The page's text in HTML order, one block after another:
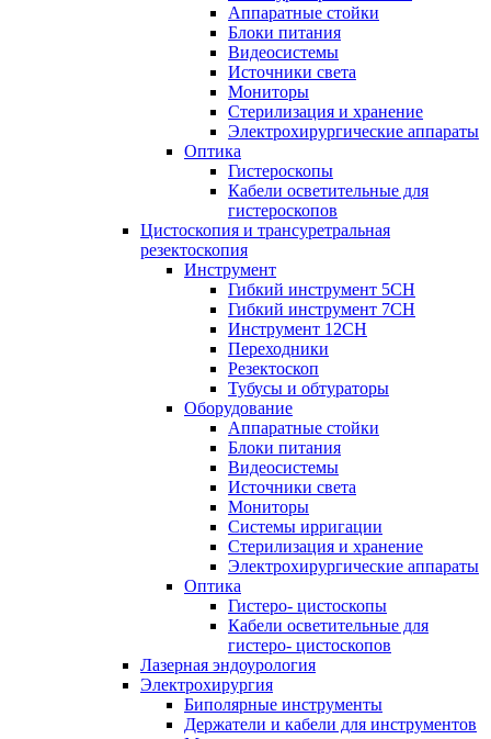
Аппаратные стойки
Блоки питания
Видеосистемы
Источники света
Мониторы
Стерилизация и хранение
Электрохирургические аппараты
Оптика
Гистероскопы
Кабели осветительные для
гистероскопов
Цистоскопия и трансуретральная
резектоскопия
Инструмент
Гибкий инструмент 5CH
Гибкий инструмент 7CH
Инструмент 12CH
Переходники
Резектоскоп
Тубусы и обтураторы
Оборудование
Аппаратные стойки
Блоки питания
Видеосистемы
Источники света
Мониторы
Системы ирригации
Стерилизация и хранение
Электрохирургические аппараты
Оптика
Гистеро- цистоскопы
Кабели осветительные для
гистеро- цистоскопов
Лазерная эндоурология
Электрохирургия
Биполярные инструменты
Держатели и кабели для инструментов